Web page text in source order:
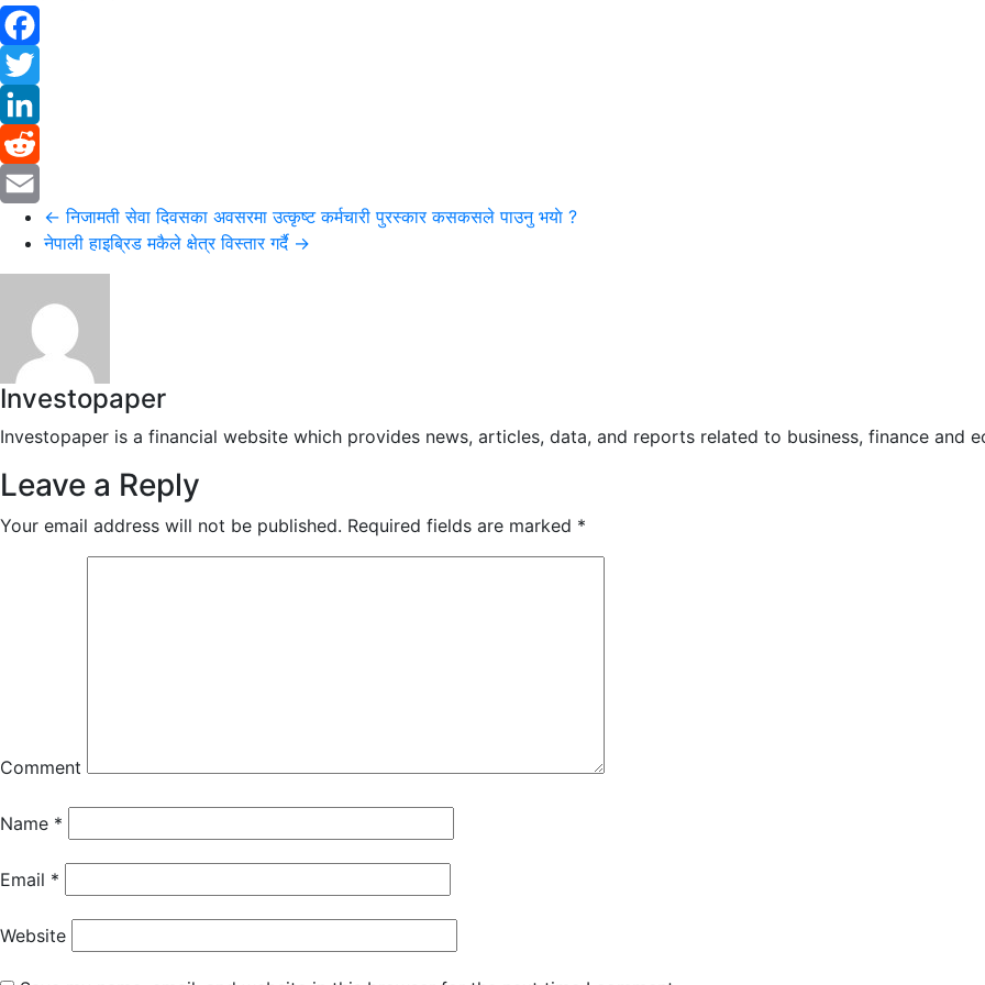
Facebook
Twitter
LinkedIn
Reddit
Email ← निजामती सेवा दिवसका अवसरमा उत्कृष्ट कर्मचारी पुरस्कार कसकसले पाउनु भयाे ?
नेपाली हाइब्रिड मकैले क्षेत्र विस्तार गर्दै →
Investopaper
Investopaper is a financial website which provides news, articles, data, and reports related to business, finance and
Leave a Reply
Your email address will not be published. Required fields are marked *
Comment
Name *
Email *
Website